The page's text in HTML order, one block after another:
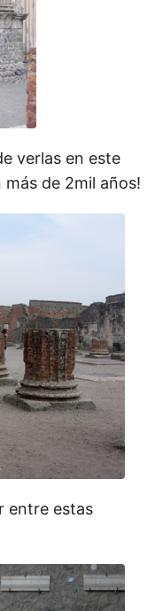
verlas en este
de 2mil años!
entre estas